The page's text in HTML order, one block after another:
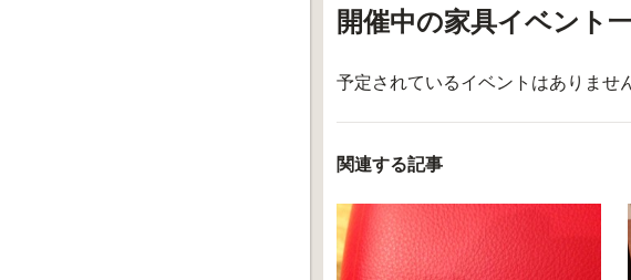
開催中の家具イベント
予定されているイベントはありません
関連する記事